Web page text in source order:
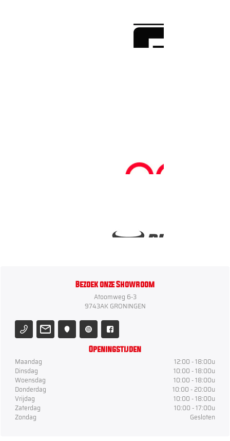
Bezoek onze Showroom
Atoomweg 6-3
9743AK GRONINGEN
Openingstijden
Maandag
12:00 - 18:00u
Dinsdag
10:00 - 18:00u
Woensdag
10:00 - 18:00u
Donderdag
10:00 - 20:00u
Vrijdag
10:00 - 18:00u
Zaterdag
10:00 - 17:00u
Zondag
Gesloten